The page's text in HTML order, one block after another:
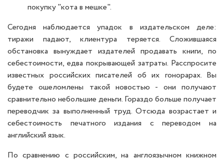
покупку "кота в мешке".
Сегодня наблюдается упадок в издательском деле:
тиражи падают, клиентура теряется. Сложившаяся
обстановка вынуждает издателей продавать книги, по
себестоимости, едва покрывающей затраты. Расспросите
известных российских писателей об их гонорарах. Вы
будете ошеломлены такой новостью - они получают
сравнительно небольшие деньги. Гораздо больше получает
переводчик за выполненный труд. Отсюда возрастает и
себестоимость печатного издания с переводом на
английский язык.
По сравнению с российским, на англоязычном книжном